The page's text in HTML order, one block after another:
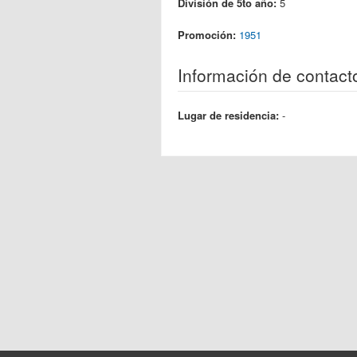
Promoción: 1951
Información de
Lugar de residencia: -